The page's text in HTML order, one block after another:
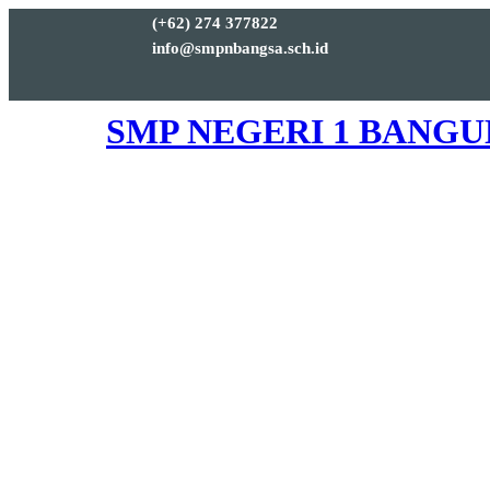
(+62) 274 377822
info@smpnbangsa.sch.id
SMP NEGERI 1